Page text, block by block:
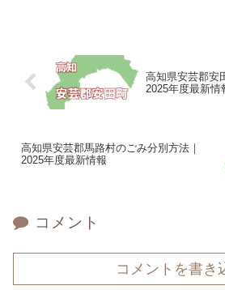
高知県安芸郡安
2025年度最新情
高知県安芸郡馬路村のごみ分別方法｜
2025年度最新情報
コメント
コメントを書き